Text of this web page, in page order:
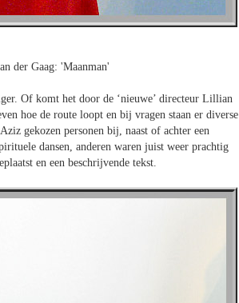
der Gaag: 'Maanman'
Of komt het door de ‘nieuwe’ directeur Lillian
hoe de route loopt en bij vragen staan er diverse
gekozen personen bij, naast of achter een
dansen, anderen waren juist weer prachtig
en een beschrijvende tekst.